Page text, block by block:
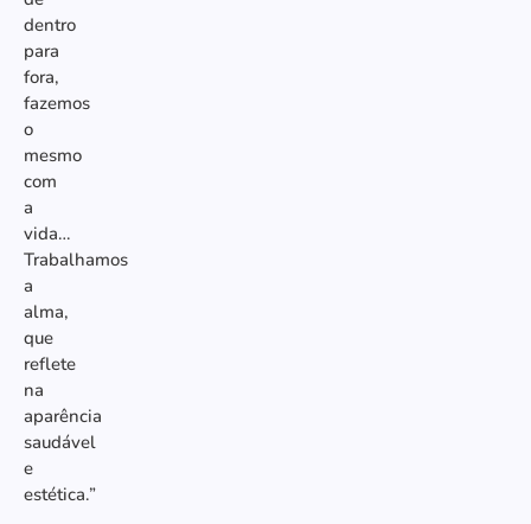
dentro
para
fora,
fazemos
o
mesmo
com
a
vida…
Trabalhamos
a
alma,
que
reflete
na
aparência
saudável
e
estética.”